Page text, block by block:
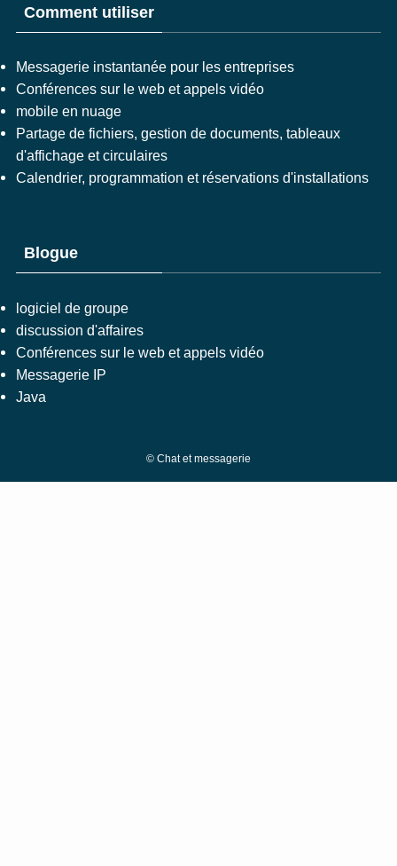
Comment utiliser
Messagerie instantanée pour les entreprises
Conférences sur le web et appels vidéo
mobile en nuage
Partage de fichiers, gestion de documents, tableaux
d'affichage et circulaires
Calendrier, programmation et réservations d'installations
Blogue
logiciel de groupe
discussion d'affaires
Conférences sur le web et appels vidéo
Messagerie IP
Java
© Chat et messagerie